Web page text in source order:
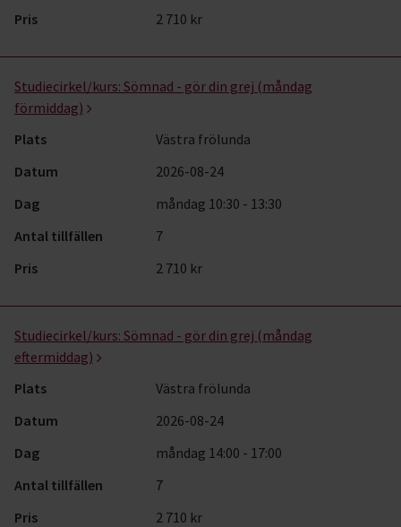
Pris
2 710 kr
Studiecirkel/kurs: Sömnad - gör din grej (måndag
förmiddag)
Plats
Västra frölunda
Datum
2026-08-24
Dag
måndag 10:30 - 13:30
Antal tillfällen
7
Pris
2 710 kr
Studiecirkel/kurs: Sömnad - gör din grej (måndag
eftermiddag)
Plats
Västra frölunda
Datum
2026-08-24
Dag
måndag 14:00 - 17:00
Antal tillfällen
7
Pris
2 710 kr